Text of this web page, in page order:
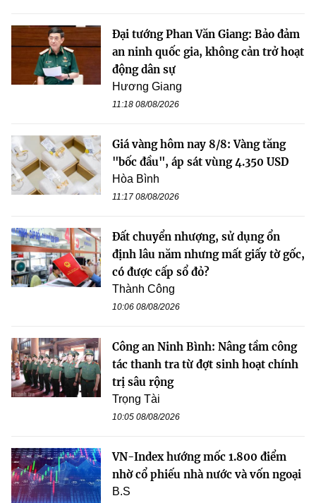
Đại tướng Phan Văn Giang: Bảo đảm
an ninh quốc gia, không cản trở hoạt
động dân sự
Hương Giang
11:18 08/08/2026
Giá vàng hôm nay 8/8: Vàng tăng
"bốc đầu", áp sát vùng 4.350 USD
Hòa Bình
11:17 08/08/2026
Đất chuyển nhượng, sử dụng ổn
định lâu năm nhưng mất giấy tờ gốc,
có được cấp sổ đỏ?
Thành Công
10:06 08/08/2026
Công an Ninh Bình: Nâng tầm công
tác thanh tra từ đợt sinh hoạt chính
trị sâu rộng
Trọng Tài
10:05 08/08/2026
VN-Index hướng mốc 1.800 điểm
nhờ cổ phiếu nhà nước và vốn ngoại
B.S